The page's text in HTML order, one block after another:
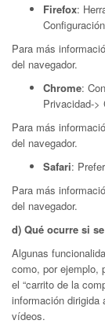
Firefox:
Para más
del navegador.
Chrome:
Privacidad->
Para más
del navegador.
Safari:
Para más
del navegador.
d) Qué ocurre si
Algunas
como, por ejemplo,
el “carrito de la
información dirigida
vídeos.